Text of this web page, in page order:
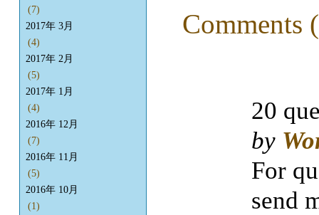
Comments
(7)
2017年 3月
(4)
2017年 2月
(5)
2017年 1月
(4)
2016年 12月
(7)
2016年 11月
(5)
2016年 10月
(1)
20
by
For
send